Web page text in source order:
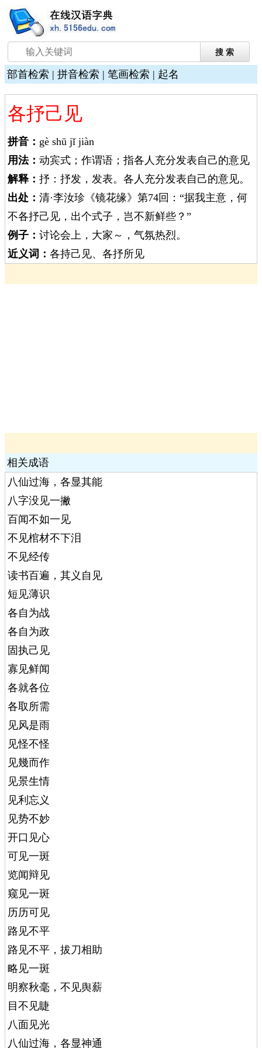
部首检索 | 拼音检索 | 笔画检索 | 起名
各抒己见
拼音： gè shū jǐ jiàn
用法： 动宾式；作谓语；指各人充分发表自己的意见
解释： 抒：抒发，发表。各人充分发表自己的意见。
出处： 清·李汝珍《镜花缘》第74回：“据我主意，何
不各抒己见，出个式子，岂不新鲜些？”
例子： 讨论会上，大家～，气氛热烈。
近义词： 各持己见、各抒所见
相关成语
八仙过海，各显其能
八字没见一撇
百闻不如一见
不见棺材不下泪
不见经传
读书百遍，其义自见
短见薄识
各自为战
各自为政
固执己见
寡见鲜闻
各就各位
各取所需
见风是雨
见怪不怪
见幾而作
见景生情
见利忘义
见势不妙
开口见心
可见一斑
览闻辩见
窥见一斑
历历可见
路见不平
路见不平，拔刀相助
略见一斑
明察秋毫，不见舆薪
目不见睫
八面见光
八仙过海，各显神通